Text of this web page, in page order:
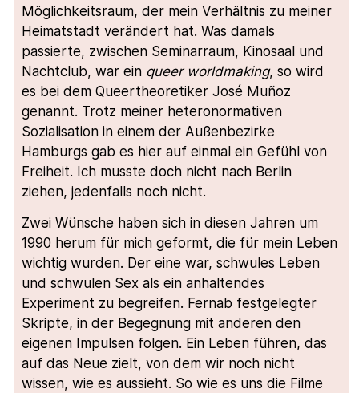
Möglichkeitsraum, der mein Verhältnis zu meiner
Heimatstadt verändert hat. Was damals
passierte, zwischen Seminarraum, Kinosaal und
Nachtclub, war ein queer worldmaking, so wird
es bei dem Queertheoretiker José Muñoz
genannt. Trotz meiner heteronormativen
Sozialisation in einem der Außenbezirke
Hamburgs gab es hier auf einmal ein Gefühl von
Freiheit. Ich musste doch nicht nach Berlin
ziehen, jedenfalls noch nicht.
Zwei Wünsche haben sich in diesen Jahren um
1990 herum für mich geformt, die für mein Leben
wichtig wurden. Der eine war, schwules Leben
und schwulen Sex als ein anhaltendes
Experiment zu begreifen. Fernab festgelegter
Skripte, in der Begegnung mit anderen den
eigenen Impulsen folgen. Ein Leben führen, das
auf das Neue zielt, von dem wir noch nicht
wissen, wie es aussieht. So wie es uns die Filme